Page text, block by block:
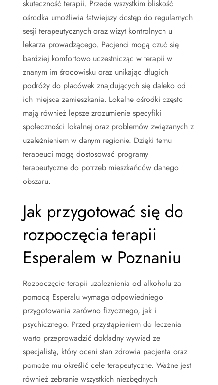
skuteczność terapii. Przede wszystkim bliskość
ośrodka umożliwia łatwiejszy dostęp do regularnych
sesji terapeutycznych oraz wizyt kontrolnych u
lekarza prowadzącego. Pacjenci mogą czuć się
bardziej komfortowo uczestnicząc w terapii w
znanym im środowisku oraz unikając długich
podróży do placówek znajdujących się daleko od
ich miejsca zamieszkania. Lokalne ośrodki często
mają również lepsze zrozumienie specyfiki
społeczności lokalnej oraz problemów związanych z
uzależnieniem w danym regionie. Dzięki temu
terapeuci mogą dostosować programy
terapeutyczne do potrzeb mieszkańców danego
obszaru.
Jak przygotować się do
rozpoczęcia terapii
Esperalem w Poznaniu
Rozpoczęcie terapii uzależnienia od alkoholu za
pomocą Esperalu wymaga odpowiedniego
przygotowania zarówno fizycznego, jak i
psychicznego. Przed przystąpieniem do leczenia
warto przeprowadzić dokładny wywiad ze
specjalistą, który oceni stan zdrowia pacjenta oraz
pomoże mu określić cele terapeutyczne. Ważne jest
również zebranie wszystkich niezbędnych